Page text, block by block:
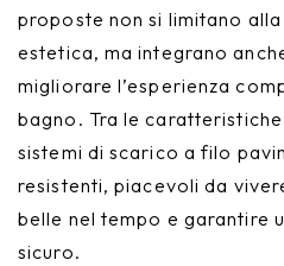
proposte non si limitano
estetica, ma integrano
migliorare l’esperienza
bagno. Tra le
sistemi di scarico a filo
resistenti, piacevoli da
belle nel tempo e garantire
sicuro.